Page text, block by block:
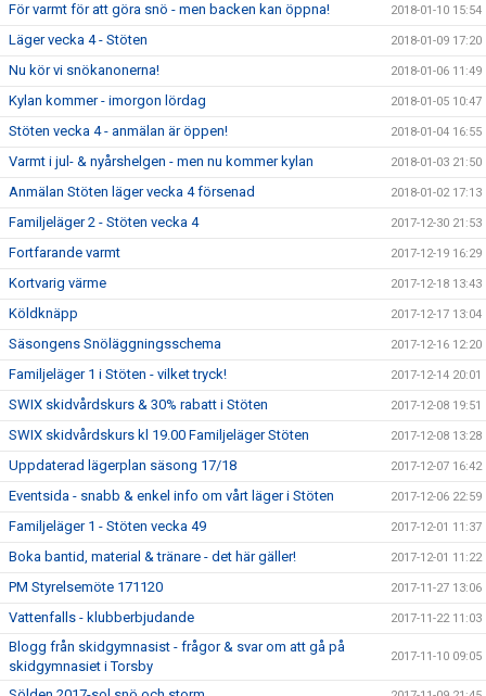
För varmt för att göra snö - men backen kan öppna! 2018-01-10 15:54
Läger vecka 4 - Stöten 2018-01-09 17:20
Nu kör vi snökanonerna! 2018-01-06 11:49
Kylan kommer - imorgon lördag 2018-01-05 10:47
Stöten vecka 4 - anmälan är öppen! 2018-01-04 16:55
Varmt i jul- & nyårshelgen - men nu kommer kylan 2018-01-03 21:50
Anmälan Stöten läger vecka 4 försenad 2018-01-02 17:13
Familjeläger 2 - Stöten vecka 4 2017-12-30 21:53
Fortfarande varmt 2017-12-19 16:29
Kortvarig värme 2017-12-18 13:43
Köldknäpp 2017-12-17 13:04
Säsongens Snöläggningsschema 2017-12-16 12:20
Familjeläger 1 i Stöten - vilket tryck! 2017-12-14 20:01
SWIX skidvårdskurs & 30% rabatt i Stöten 2017-12-08 19:51
SWIX skidvårdskurs kl 19.00 Familjeläger Stöten 2017-12-08 13:28
Uppdaterad lägerplan säsong 17/18 2017-12-07 16:42
Eventsida - snabb & enkel info om vårt läger i Stöten 2017-12-06 22:59
Familjeläger 1 - Stöten vecka 49 2017-12-01 11:37
Boka bantid, material & tränare - det här gäller! 2017-12-01 11:22
PM Styrelsemöte 171120 2017-11-27 13:06
Vattenfalls - klubberbjudande 2017-11-22 11:03
Blogg från skidgymnasist - frågor & svar om att gå på
skidgymnasiet i Torsby
2017-11-10 09:05